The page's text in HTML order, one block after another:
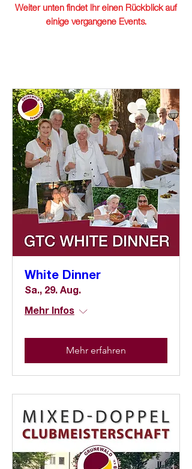
Weiter unten findet Ihr einen Rückblick auf
einige vergangene Events.
White Dinner
Sa., 29. Aug.
Mehr Infos
Mehr erfahren